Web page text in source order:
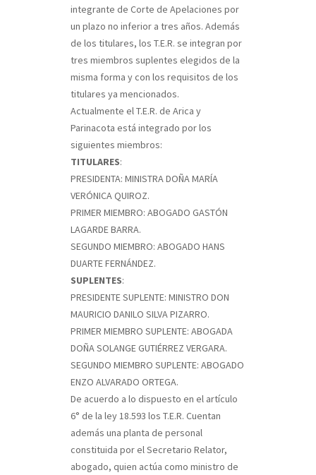
integrante de Corte de Apelaciones por
un plazo no inferior a tres años. Además
de los titulares, los T.E.R. se integran por
tres miembros suplentes elegidos de la
misma forma y con los requisitos de los
titulares ya mencionados.
Actualmente el T.E.R. de Arica y
Parinacota está integrado por los
siguientes miembros:
TITULARES:
PRESIDENTA: MINISTRA DOÑA MARÍA
VERÓNICA QUIROZ.
PRIMER MIEMBRO: ABOGADO GASTÓN
LAGARDE BARRA.
SEGUNDO MIEMBRO: ABOGADO HANS
DUARTE FERNÁNDEZ.
SUPLENTES:
PRESIDENTE SUPLENTE: MINISTRO DON
MAURICIO DANILO SILVA PIZARRO.
PRIMER MIEMBRO SUPLENTE: ABOGADA
DOÑA SOLANGE GUTIÉRREZ VERGARA.
SEGUNDO MIEMBRO SUPLENTE: ABOGADO
ENZO ALVARADO ORTEGA.
De acuerdo a lo dispuesto en el artículo
6° de la ley 18.593 los T.E.R. Cuentan
además una planta de personal
constituida por el Secretario Relator,
abogado, quien actúa como ministro de